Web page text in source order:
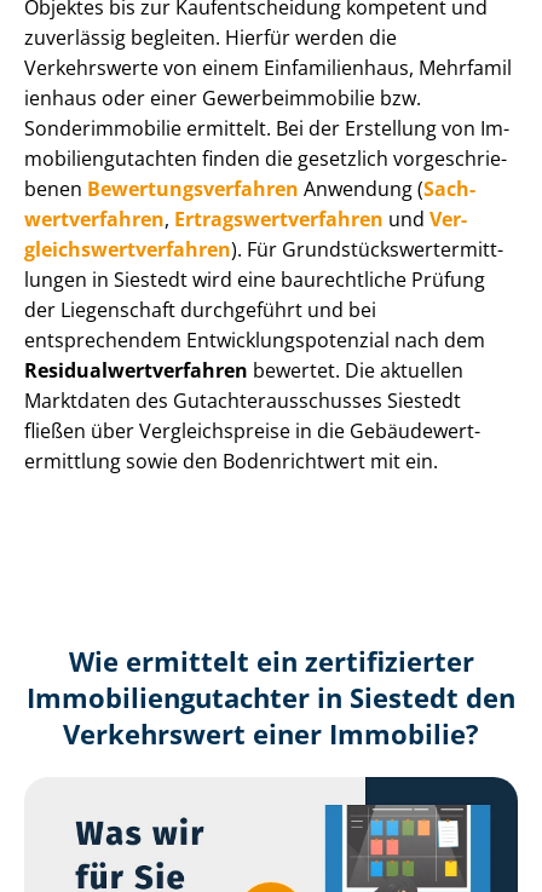
Objektes bis zur Kauf­ent­schei­dung kompetent und
zuverlässig begleiten. Hierfür werden die
Verkehrswerte von einem Einfamilienhaus, Mehr­fa­mi­l
i­en­haus oder einer Ge­wer­be­im­mo­bi­lie bzw.
Sonderimmobilie ermittelt. Bei der Erstellung von Im­
mo­bi­li­en­gut­ach­ten finden die gesetzlich vor­ge­schrie­
be­nen Be­wer­tungs­ver­fah­ren Anwendung (Sach­
wert­ver­fah­ren, Er­trags­wert­ver­fah­ren und Ver­
gleichs­wert­ver­fah­ren). Für Grund­stücks­wert­ermitt­
lun­gen in Siestedt wird eine baurechtliche Prüfung
der Liegenschaft durchgeführt und bei
entsprechendem Ent­wick­lungs­po­ten­zi­al nach dem
Re­si­du­al­wert­ver­fah­ren bewertet. Die aktuellen
Marktdaten des Gut­ach­ter­aus­schus­ses Siestedt
fließen über Ver­gleichs­prei­se in die Ge­bäu­de­wert­
ermitt­lung sowie den Bodenrichtwert mit ein.
Wie ermittelt ein zertifizierter
Immobilien­gutachter in Siestedt den
Verkehrswert einer Immobilie?